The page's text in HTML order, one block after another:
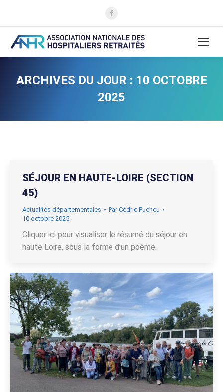
Facebook
s'ouvre
une
nouvelle
fenêtre
ARCHIVES DU JOUR : 10 OCTOBRE
2025
SÉJOUR EN HAUTE-LOIRE (SECTION
45)
Actualités départementales ParCédric Pucheu
10 octobre 2025
Cliquer ici pour visualiser le résumé du séjour en
haute Loire, sous la forme d’un poème.